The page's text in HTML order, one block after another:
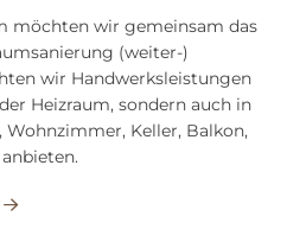
möchten wir gemeinsam das
(weiter-)
wir Handwerksleistungen
Heizraum, sondern auch in
Keller, Balkon,